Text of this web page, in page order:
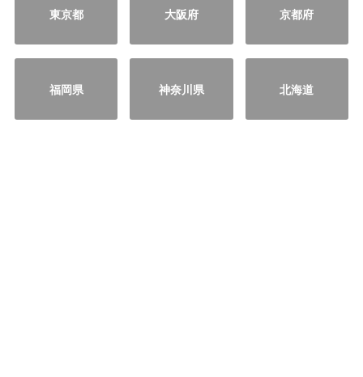
東京都 大阪府 京都府
福岡県 神奈川県 北海道